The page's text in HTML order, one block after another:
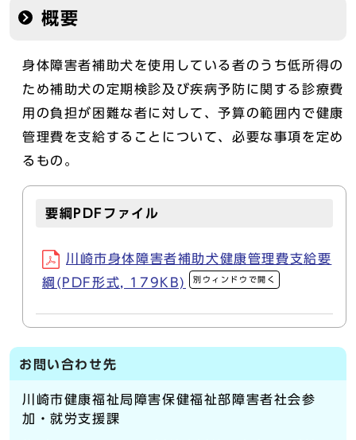
概要
身体障害者補助犬を使用している者のうち低所得の
ため補助犬の定期検診及び疾病予防に関する診療費
用の負担が困難な者に対して、予算の範囲内で健康
管理費を支給することについて、必要な事項を定め
るもの。
要綱PDFファイル
川崎市身体障害者補助犬健康管理費支給要
綱(PDF形式, 179KB)
別ウィンドウで開く
お問い合わせ先
川崎市健康福祉局障害保健福祉部障害者社会参
加・就労支援課